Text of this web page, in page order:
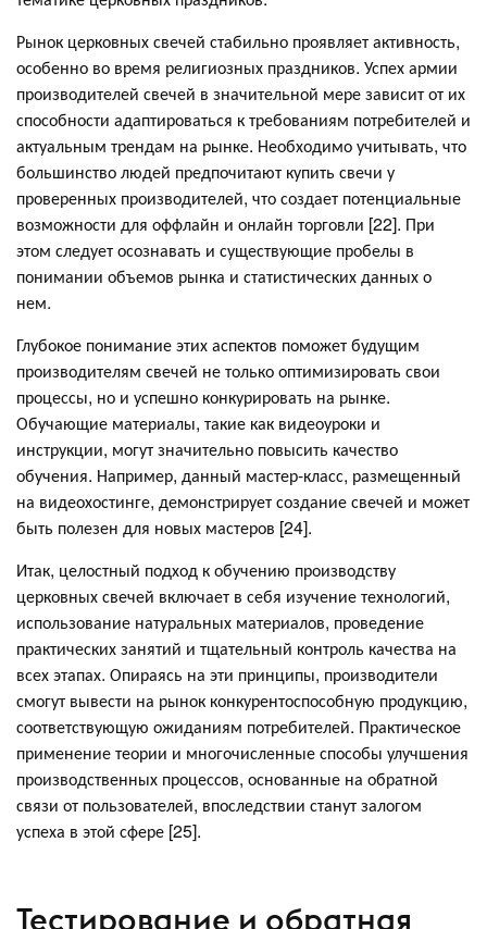
Рынок церковных свечей стабильно проявляет активность,
особенно во время религиозных праздников. Успех армии
производителей свечей в значительной мере зависит от их
способности адаптироваться к требованиям потребителей и
актуальным трендам на рынке. Необходимо учитывать, что
большинство людей предпочитают купить свечи у
проверенных производителей, что создает потенциальные
возможности для оффлайн и онлайн торговли [22]. При
этом следует осознавать и существующие пробелы в
понимании объемов рынка и статистических данных о
нем.
Глубокое понимание этих аспектов поможет будущим
производителям свечей не только оптимизировать свои
процессы, но и успешно конкурировать на рынке.
Обучающие материалы, такие как видеоуроки и
инструкции, могут значительно повысить качество
обучения. Например, данный мастер-класс, размещенный
на видеохостинге, демонстрирует создание свечей и может
быть полезен для новых мастеров [24].
Итак, целостный подход к обучению производству
церковных свечей включает в себя изучение технологий,
использование натуральных материалов, проведение
практических занятий и тщательный контроль качества на
всех этапах. Опираясь на эти принципы, производители
смогут вывести на рынок конкурентоспособную продукцию,
соответствующую ожиданиям потребителей. Практическое
применение теории и многочисленные способы улучшения
производственных процессов, основанные на обратной
связи от пользователей, впоследствии станут залогом
успеха в этой сфере [25].
Тестирование и обратная